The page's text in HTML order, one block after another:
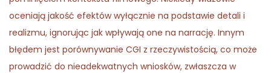
oceniają jakość efektów wyłącznie na podstawie detali i
realizmu, ignorując jak wpływają one na narrację. Innym
błędem jest porównywanie CGI z rzeczywistością, co może
prowadzić do nieadekwatnych wniosków, zwłaszcza w